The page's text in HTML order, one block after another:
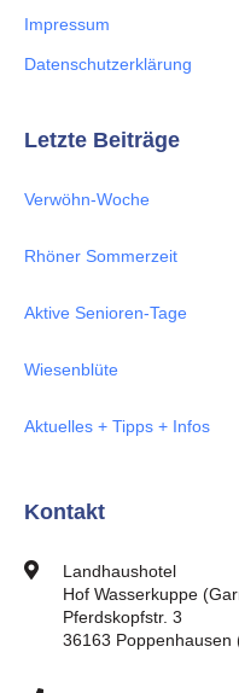
Impressum
Datenschutzerklärung
Letzte Beiträge
Verwöhn-Woche
Rhöner Sommerzeit
Aktive Senioren-Tage
Wiesenblüte
Aktuelles + Tipps + Infos
Kontakt
Landhaushotel
Hof Wasserkuppe
Pferdskopfstr. 3
36163 Poppenhausen